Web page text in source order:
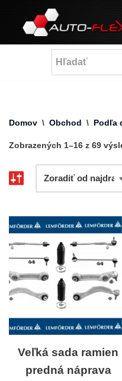
Prejsť
na
Domov \ Obchod \ Podľa
Zobrazených 1–16 z 69
Veľká sada ramien
predná náprava